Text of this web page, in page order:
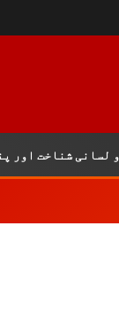
شناخت اور پنجاب